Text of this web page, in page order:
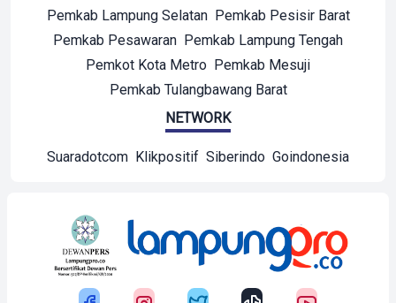
Pemkab Lampung Selatan Pemkab Pesisir Barat
Pemkab Pesawaran Pemkab Lampung Tengah
Pemkot Kota Metro Pemkab Mesuji
Pemkab Tulangbawang Barat
NETWORK
Suaradotcom Klikpositif Siberindo Goindonesia